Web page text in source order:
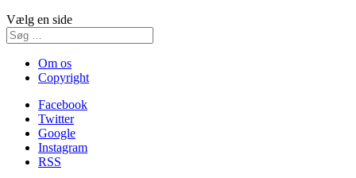
Vælg en side
Om os
Copyright
Facebook
Twitter
Google
Instagram
RSS